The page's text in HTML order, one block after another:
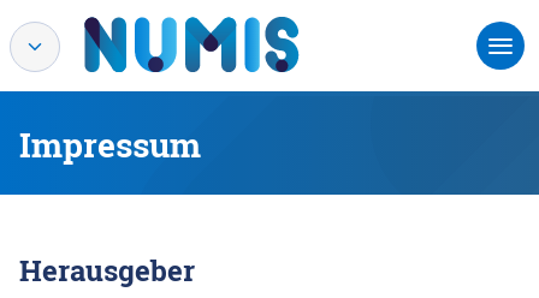
Impressum
Herausgeber